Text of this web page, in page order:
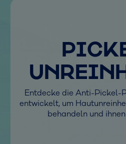
Entdecke die Anti-Pickel-
entwickelt, um
behandeln und